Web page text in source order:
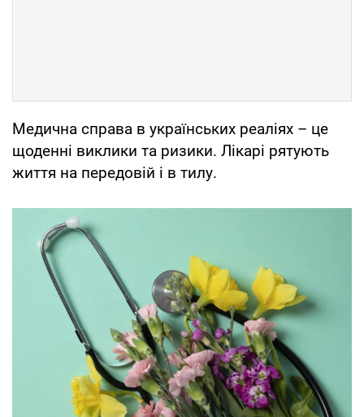
Медична справа в українських реаліях – це
щоденні виклики та ризики. Лікарі рятують
життя на передовій і в тилу.